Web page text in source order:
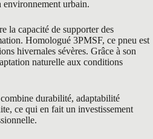
environnement urbain.
la capacité de supporter des
Homologué 3PMSF, ce pneu est
hivernales sévères. Grâce à son
naturelle aux conditions
durabilité, adaptabilité
ce qui en fait un investissement